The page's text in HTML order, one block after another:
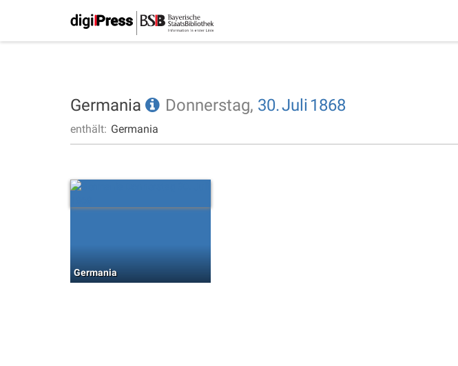
Germania Donnerstag, 30.Juli 1868
enthält: Germania
Germania